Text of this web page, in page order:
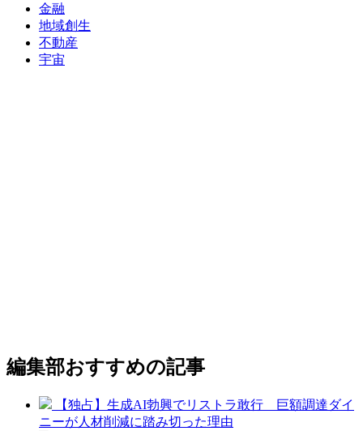
金融
地域創生
不動産
宇宙
編集部おすすめの記事
【独占】生成AI勃興でリストラ敢行 巨額調達ダイ
ニーが人材削減に踏み切った理由